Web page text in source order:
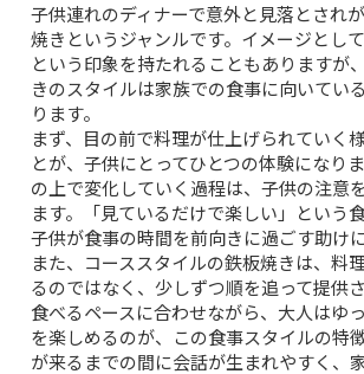
子供連れのディナーで意外と見落とされ
焼きというジャンルです。イメージとして
という印象を持たれることもありますが
きのスタイルは家族での食事に向いてい
ります。
まず、目の前で料理が仕上げられていく
とが、子供にとってひとつの体験になり
の上で変化していく過程は、子供の注意
ます。「見ているだけで楽しい」という
子供が食事の時間を前向きに過ごす助け
また、コーススタイルの鉄板焼きは、料
るのではなく、少しずつ順を追って提供
食べるペースに合わせながら、大人はゆ
を楽しめるのが、この食事スタイルの特
が来るまでの間に会話が生まれやすく、